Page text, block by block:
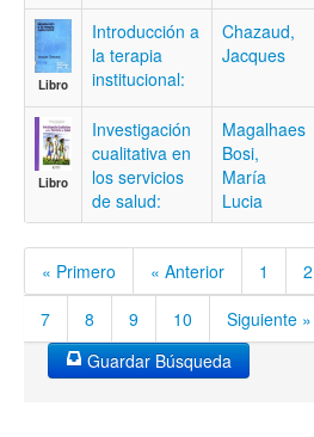
Libro
Introducción a
la terapia
institucional:
Chazaud,
Jacques
Libro
Investigación
cualitativa en
los servicios
de salud:
Magalhaes
Bosi,
María
Lucia
« Primero « Anterior 1 2
7
8 9 10 Siguiente »
Guardar Búsqueda